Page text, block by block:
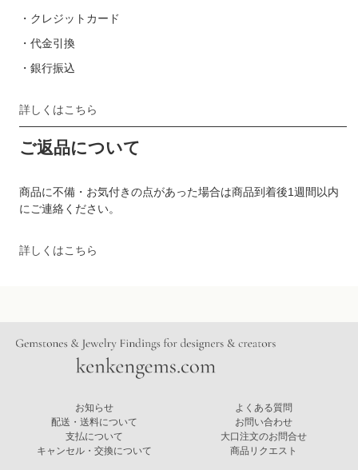
・クレジットカード
・代金引換
・銀行振込
詳しくはこちら
ご返品について
商品に不備・お気付きの点があった場合は商品到着後1週間以内
にご連絡ください。
詳しくはこちら
お知らせ
配送・送料について
支払について
キャンセル・交換について
よくある質問
お問い合わせ
大口注文のお問合せ
商品リクエスト